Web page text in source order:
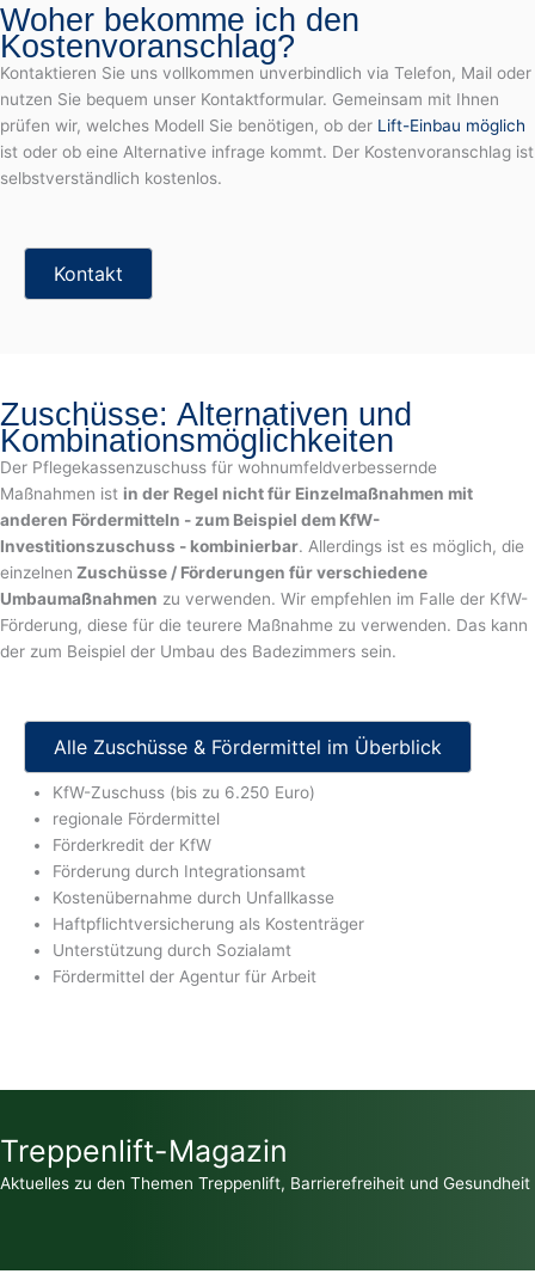
Woher bekomme ich den
Kostenvoranschlag?
Kontaktieren Sie uns vollkommen unverbindlich via Telefon, Mail oder
nutzen Sie bequem unser Kontaktformular. Gemeinsam mit Ihnen
prüfen wir, welches Modell Sie benötigen, ob der Lift-Einbau möglich
ist oder ob eine Alternative infrage kommt. Der Kostenvoranschlag ist
selbstverständlich kostenlos.
Kontakt
Zuschüsse: Alternativen und
Kombinationsmöglichkeiten
Der Pflegekassenzuschuss für wohnumfeldverbessernde
Maßnahmen ist in der Regel nicht für Einzelmaßnahmen mit
anderen Fördermitteln - zum Beispiel dem KfW-
Investitionszuschuss - kombinierbar. Allerdings ist es möglich, die
einzelnen Zuschüsse / Förderungen für verschiedene
Umbaumaßnahmen zu verwenden. Wir empfehlen im Falle der KfW-
Förderung, diese für die teurere Maßnahme zu verwenden. Das kann
der zum Beispiel der Umbau des Badezimmers sein.
Alle Zuschüsse & Fördermittel im Überblick
KfW-Zuschuss (bis zu 6.250 Euro)
regionale Fördermittel
Förderkredit der KfW
Förderung durch Integrationsamt
Kostenübernahme durch Unfallkasse
Haftpflichtversicherung als Kostenträger
Unterstützung durch Sozialamt
Fördermittel der Agentur für Arbeit
Treppenlift-Magazin
Aktuelles zu den Themen Treppenlift, Barrierefreiheit und Gesundheit